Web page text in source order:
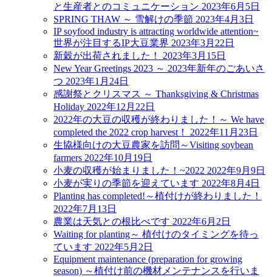
と生産者とのコミュニケーション 2023年6月5日
SPRING THAW ～ 雪解けの季節 2023年4月3日
IP soyfood industry is attracting worldwide attention~
世界が注目するIP大豆業界 2023年3月22日
新穀が出荷されました！
2023年3月15日
New Year Greetings 2023 ～ 2023年新年のごあいさ
つ 2023年1月24日
感謝祭とクリスマス ～ Thanksgiving & Christmas
Holiday 2022年12月22日
2022年の大豆の収穫が終わりました！～ We have
completed the 2022 crop harvest！
2022年11月23日
生協様向けの大豆農家を訪問～Visiting soybean
farmers 2022年10月19日
小麦の収穫が始まりました！~2022 2022年9月9日
小麦が実りの季節を迎えています 2022年8月4日
Planting has completed!～植付けが終わりました！
2022年7月13日
農業は天気との根比べです 2022年6月2日
Waiting for planting～ 植付けのタイミングを待っ
ています 2022年5月2日
Equipment maintenance (preparation for growing
season) ～植付け前の機材メンテナンスを行いま